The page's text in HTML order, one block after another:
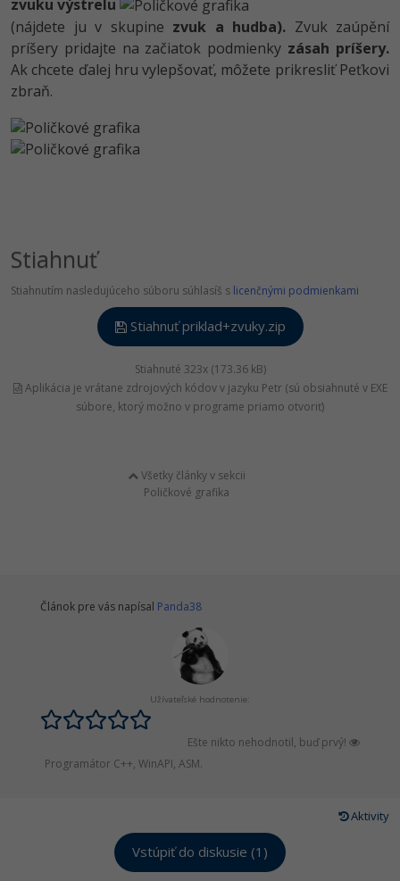
zvuku výstrelu
(nájdete ju v skupine zvuk a hudba). Zvuk zaúpění
príšery pridajte na začiatok podmienky zásah príšery.
Ak chcete ďalej hru vylepšovať, môžete prikresliť Peťkovi
zbraň.
Stiahnuť
Stiahnutím nasledujúceho súboru súhlasíš s licenčnými podmienkami
Stiahnuť priklad+zvuky.zip
Stiahnuté 323x (173.36 kB)
Aplikácia je vrátane zdrojových kódov v jazyku Petr (sú obsiahnuté v EXE
súbore, ktorý možno v programe priamo otvoriť)
Všetky články v sekcii
Poličkové grafika
Článok pre vás napísal Panda38
Užívateľské hodnotenie:
Ešte nikto nehodnotil, buď prvý!
Programátor C++, WinAPI, ASM.
Aktivity
Vstúpiť do diskusie (1)